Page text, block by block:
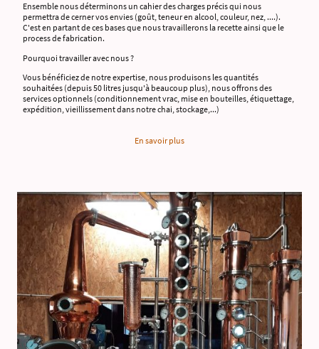
Ensemble nous déterminons un cahier des charges précis qui nous
permettra de cerner vos envies (goût, teneur en alcool, couleur, nez, ....).
C'est en partant de ces bases que nous travaillerons la recette ainsi que le
process de fabrication.
Pourquoi travailler avec nous ?
Vous bénéficiez de notre expertise, nous produisons les quantités
souhaitées (depuis 50 litres jusqu'à beaucoup plus), nous offrons des
services optionnels (conditionnement vrac, mise en bouteilles, étiquettage,
expédition, vieillissement dans notre chai, stockage,...)
En savoir plus